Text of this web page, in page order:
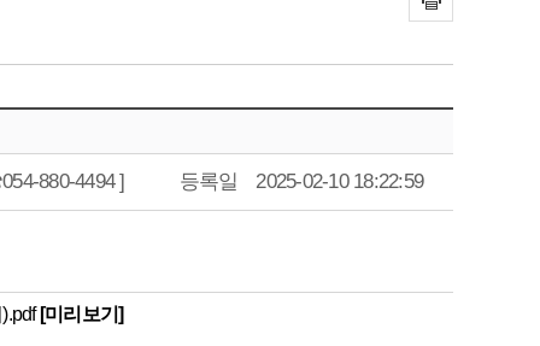
등록일 2025-02-10 18:22:59
880-4494 ]
[미리보기]